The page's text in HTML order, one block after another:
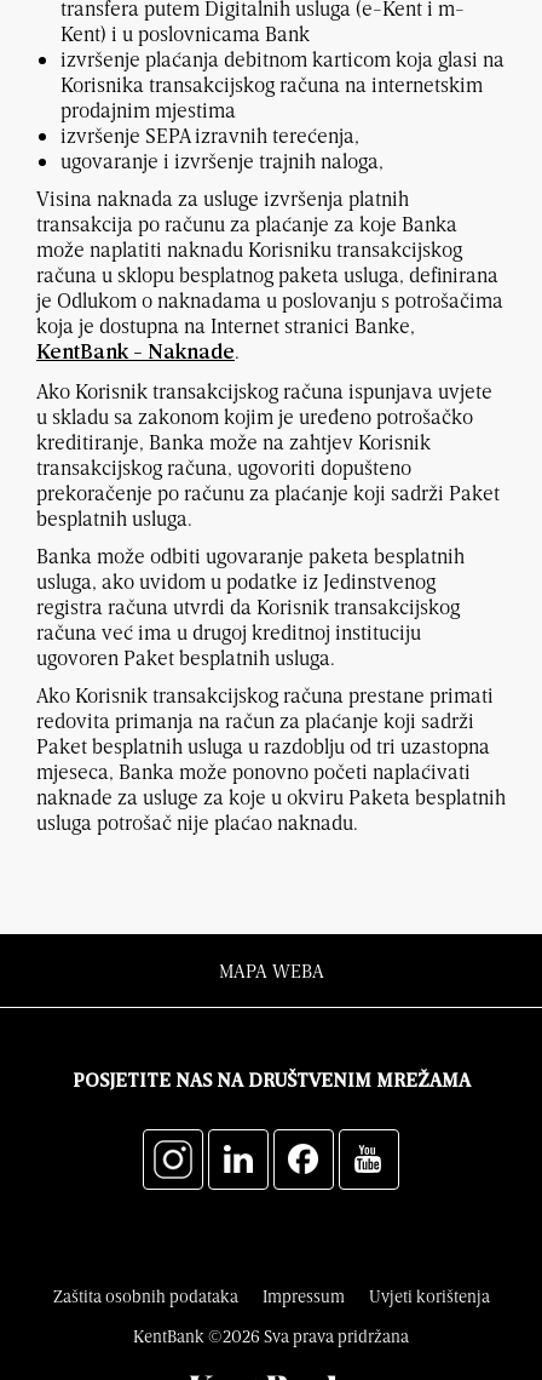
transfera putem Digitalnih usluga (e-Kent i m-
Kent) i u poslovnicama Bank
izvršenje plaćanja debitnom karticom koja glasi na
Korisnika transakcijskog računa na internetskim
prodajnim mjestima
izvršenje SEPA izravnih terećenja,
ugovaranje i izvršenje trajnih naloga,
Visina naknada za usluge izvršenja platnih
transakcija po računu za plaćanje za koje Banka
može naplatiti naknadu Korisniku transakcijskog
računa u sklopu besplatnog paketa usluga, definirana
je Odlukom o naknadama u poslovanju s potrošačima
koja je dostupna na Internet stranici Banke,
KentBank - Naknade.
Ako Korisnik transakcijskog računa ispunjava uvjete
u skladu sa zakonom kojim je uređeno potrošačko
kreditiranje, Banka može na zahtjev Korisnik
transakcijskog računa, ugovoriti dopušteno
prekoračenje po računu za plaćanje koji sadrži Paket
besplatnih usluga.
Banka može odbiti ugovaranje paketa besplatnih
usluga, ako uvidom u podatke iz Jedinstvenog
registra računa utvrdi da Korisnik transakcijskog
računa već ima u drugoj kreditnoj instituciju
ugovoren Paket besplatnih usluga.
Ako Korisnik transakcijskog računa prestane primati
redovita primanja na račun za plaćanje koji sadrži
Paket besplatnih usluga u razdoblju od tri uzastopna
mjeseca, Banka može ponovno početi naplaćivati
naknade za usluge za koje u okviru Paketa besplatnih
usluga potrošač nije plaćao naknadu.
MAPA WEBA
POSJETITE NAS NA DRUŠTVENIM MREŽAMA
KentBank ©2026 Sva prava pridržana
Zaštita osobnih podataka Impressum Uvjeti korištenja